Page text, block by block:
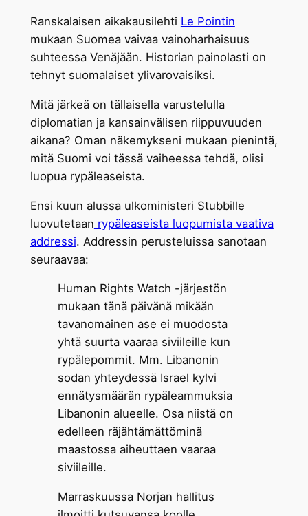
Ranskalaisen aikakausilehti Le Pointin
mukaan Suomea vaivaa vainoharhaisuus
suhteessa Venäjään. Historian painolasti on
tehnyt suomalaiset ylivarovaisiksi.
Mitä järkeä on tällaisella varustelulla
diplomatian ja kansainvälisen riippuvuuden
aikana? Oman näkemykseni mukaan pienintä,
mitä Suomi voi tässä vaiheessa tehdä, olisi
luopua rypäleaseista.
Ensi kuun alussa ulkoministeri Stubbille
luovutetaan rypäleaseista luopumista vaativa
addressi. Addressin perusteluissa sanotaan
seuraavaa:
Human Rights Watch -järjestön
mukaan tänä päivänä mikään
tavanomainen ase ei muodosta
yhtä suurta vaaraa siviileille kun
rypälepommit. Mm. Libanonin
sodan yhteydessä Israel kylvi
ennätysmäärän rypäleammuksia
Libanonin alueelle. Osa niistä on
edelleen räjähtämättöminä
maastossa aiheuttaen vaaraa
siviileille.
Marraskuussa Norjan hallitus